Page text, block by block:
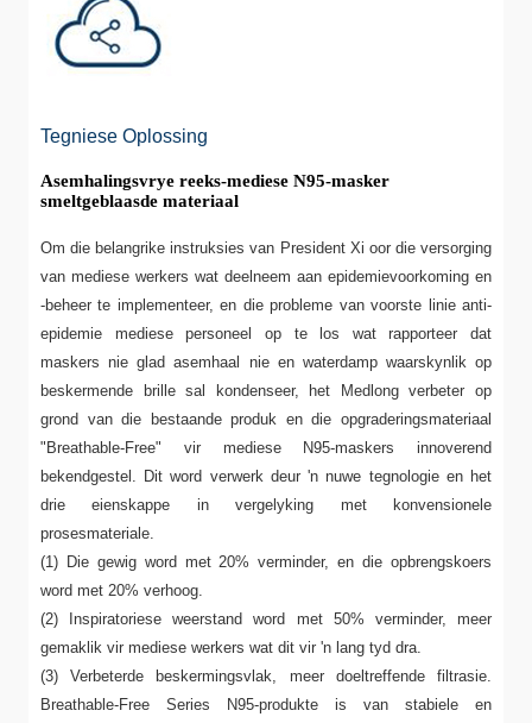
Tegniese Oplossing
Asemhalingsvrye reeks-mediese N95-masker
smeltgeblaasde materiaal
Om die belangrike instruksies van President Xi oor die versorging
van mediese werkers wat deelneem aan epidemievoorkoming en
-beheer te implementeer, en die probleme van voorste linie anti-
epidemie mediese personeel op te los wat rapporteer dat
maskers nie glad asemhaal nie en waterdamp waarskynlik op
beskermende brille sal kondenseer, het Medlong verbeter op
grond van die bestaande produk en die opgraderingsmateriaal
"Breathable-Free" vir mediese N95-maskers innoverend
bekendgestel. Dit word verwerk deur 'n nuwe tegnologie en het
drie eienskappe in vergelyking met konvensionele
prosesmateriale.
(1) Die gewig word met 20% verminder, en die opbrengskoers
word met 20% verhoog.
(2) Inspiratoriese weerstand word met 50% verminder, meer
gemaklik vir mediese werkers wat dit vir 'n lang tyd dra.
(3) Verbeterde beskermingsvlak, meer doeltreffende filtrasie.
Breathable-Free Series N95-produkte is van stabiele en